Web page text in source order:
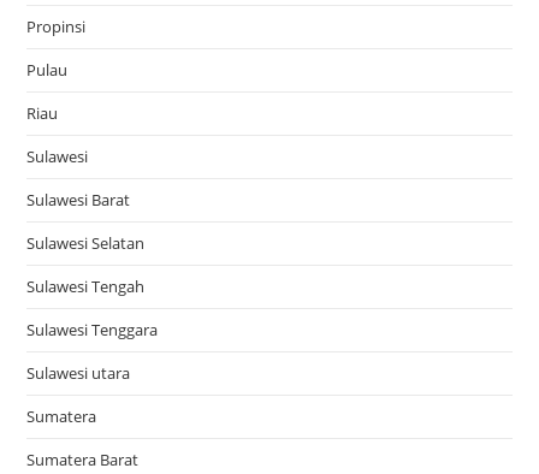
Propinsi
Pulau
Riau
Sulawesi
Sulawesi Barat
Sulawesi Selatan
Sulawesi Tengah
Sulawesi Tenggara
Sulawesi utara
Sumatera
Sumatera Barat